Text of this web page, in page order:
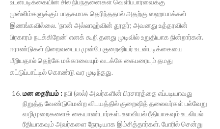
உடன்படிக்கையின் சில நிபந்தனைகள் வெளிப்பார்வைக்கு
முஸ்லிம்களுக்குப் பாதகமாக தெரிந்ததால் அதற்கு ஸஹாபாக்கள்
இணங்கவில்லை. ‘நான் அல்லாஹ்வின் தூதர்; அவனது உத்தரவின்
பிரகாரம் நடக்கிறேன்’ எனக் கூறி தனது முடிவில் உறுதியாக நின்றார்கள்.
ஈராண்டுகள் நிறைவடைய முன்பே குறைஷியர் உடன்படிக்கையை
மீறியதால் தெற்கே மக்காவையும் வடக்கே கைபரையும் தமது
கட்டுப்பாட்டில் கொண்டு வர முடிந்தது.
மன தைரியம் :நபி (ஸல்) அவர்களின் பிரசாரத்தை எப்படியாவது
நிறுத்த வேண்டுமென்ற விடயத்தில் குறைஷித் தலைவர்கள் பல்வேறு
வழிமுறைகளைக் கையாண்டார்கள். உளவியல் ரீதியாகவும் உடலியல்
ரீதியாகவும் அவர்களை நேரடியாக இம்சித்தார்கள். போரில் சென்று